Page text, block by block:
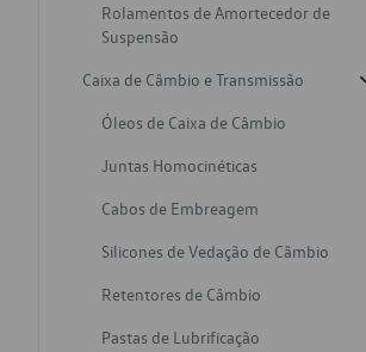
Rolamentos de Amortecedor de
Suspensão
Caixa de Câmbio e Transmissão
Óleos de Caixa de Câmbio
Juntas Homocinéticas
Cabos de Embreagem
Silicones de Vedação de Câmbio
Retentores de Câmbio
Pastas de Lubrificação